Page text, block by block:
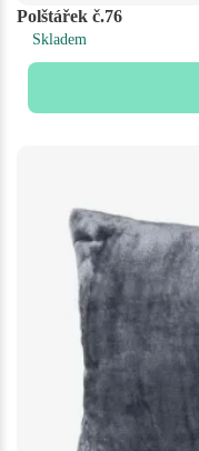
Polštářek č.76
Skladem